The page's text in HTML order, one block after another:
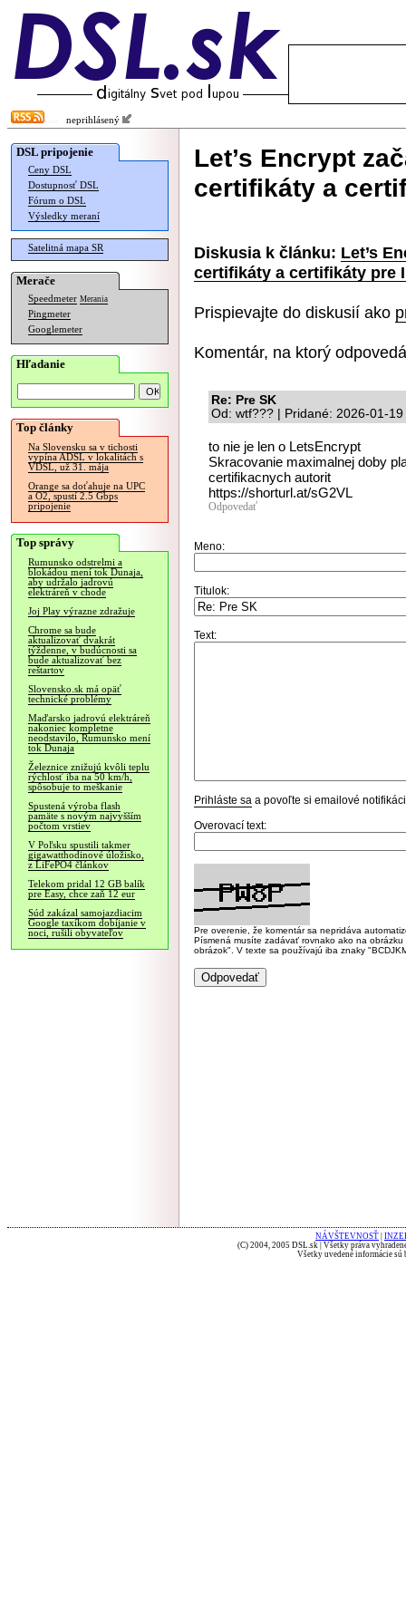
neprihlásený
DSL pripojenie
Ceny DSL
Dostupnosť DSL
Fórum o DSL
Výsledky meraní
Satelitná mapa SR
Merače
Speedmeter Merania
Pingmeter
Googlemeter
Hľadanie
Top články
Na Slovensku sa v tichosti
vypína ADSL v lokalitách s
VDSL, už 31. mája
Orange sa doťahuje na UPC
a O2, spustí 2.5 Gbps
pripojenie
Top správy
Rumunsko odstrelmi a
blokádou mení tok Dunaja,
aby udržalo jadrovú
elektráreň v chode
Joj Play výrazne zdražuje
Chrome sa bude
aktualizovať dvakrát
týždenne, v budúcnosti sa
bude aktualizovať bez
reštartov
Slovensko.sk má opäť
technické problémy
Maďarsko jadrovú elektráreň
nakoniec kompletne
neodstavilo, Rumunsko mení
tok Dunaja
Železnice znižujú kvôli teplu
rýchlosť iba na 50 km/h,
spôsobuje to meškanie
Spustená výroba flash
pamäte s novým najvyšším
počtom vrstiev
V Poľsku spustili takmer
gigawatthodinové úložisko,
z LiFePO4 článkov
Telekom pridal 12 GB balík
pre Easy, chce zaň 12 eur
Súd zakázal samojazdiacim
Google taxíkom dobíjanie v
noci, rušili obyvateľov
Let’s Encrypt
certifikáty a
Diskusia k článku: Let’s
certifikáty a certifikáty pre
Prispievajte do diskusií ako
Komentár, na ktorý
Re: Pre SK
Od: wtf??? | Pridané: 2026-01-
to nie je len o LetsEncrypt
Skracovanie maximalnej doby
certifikacnych autorit
https://shorturl.at/sG2VL
Odpovedať
Meno:
Titulok:
Text:
Prihláste sa a povoľte si emailové
Overovací text:
Pre overenie, že komentár sa nepridáva
Písmená musíte zadávať rovnako ako na
obrázok". V texte sa používajú iba znaky
NÁVŠTEVNOSŤ
(C) 2004, 2005 DSL.sk | Všetky práva
Všetky uvedené informácie sú